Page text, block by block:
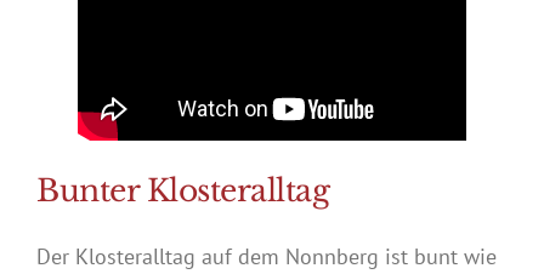
Bunter Klosteralltag
Der Klosteralltag auf dem Nonnberg ist bunt wie